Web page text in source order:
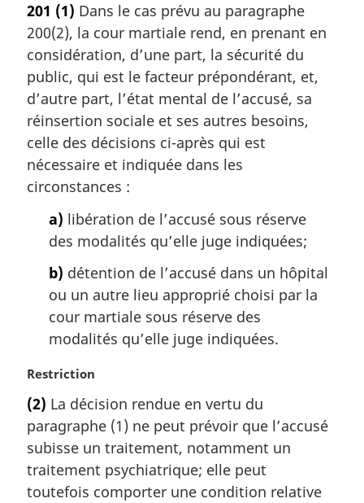
t
e
m
a
r
g
i
n
a
e
201 (1) Dans le cas prévu au paragraphe
200(2), la cour martiale rend, en prenant en
considération, d’une part, la sécurité du
public, qui est le facteur prépondérant, et,
d’autre part, l’état mental de l’accusé, sa
réinsertion sociale et ses autres besoins,
celle des décisions ci-après qui est
nécessaire et indiquée dans les
circonstances :
a) libération de l’accusé sous réserve
des modalités qu’elle juge indiquées;
b) détention de l’accusé dans un hôpital
ou un autre lieu approprié choisi par la
cour martiale sous réserve des
modalités qu’elle juge indiquées.
N
t
e
m
a
g
Restriction
(2) La décision rendue en vertu du
paragraphe (1) ne peut prévoir que l’accusé
subisse un traitement, notamment un
traitement psychiatrique; elle peut
toutefois comporter une condition relative